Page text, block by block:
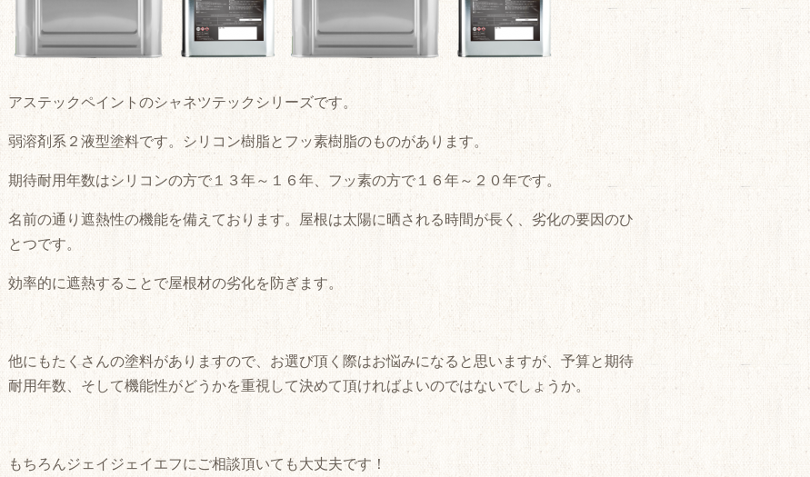
アステックペイントのシャネツテックシリーズです。
弱溶剤系２液型塗料です。シリコン樹脂とフッ素樹脂のものがあります。
期待耐用年数はシリコンの方で１３年～１６年、フッ素の方で１６年～２０年です。
名前の通り遮熱性の機能を備えております。屋根は太陽に晒される時間が長く、劣化の要因のひ
とつです。
効率的に遮熱することで屋根材の劣化を防ぎます。
他にもたくさんの塗料がありますので、お選び頂く際はお悩みになると思いますが、予算と期待
耐用年数、そして機能性がどうかを重視して決めて頂ければよいのではないでしょうか。
もちろんジェイジェイエフにご相談頂いても大丈夫です！